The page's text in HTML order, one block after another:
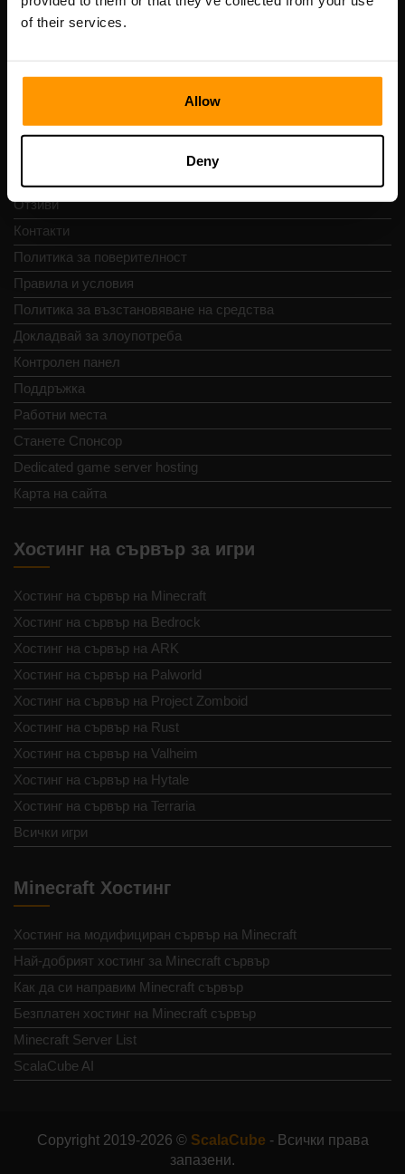
of their services.
Allow
Deny
ДДС номер: EE102133820
Адрес: Harju maakond, Tallinn, Kesklinna linnaosa,
Отзиви
Контакти
Политика за поверителност
Правила и условия
Политика за възстановяване на средства
Докладвай за злоупотреба
Контролен панел
Поддръжка
Работни места
Станете Спонсор
Dedicated game server hosting
Карта на сайта
Хостинг на сървър за игри
Хостинг на сървър на Minecraft
Хостинг на сървър на Bedrock
Хостинг на сървър на ARK
Хостинг на сървър на Palworld
Хостинг на сървър на Project Zomboid
Хостинг на сървър на Rust
Хостинг на сървър на Valheim
Хостинг на сървър на Hytale
Хостинг на сървър на Terraria
Всички игри
Minecraft Хостинг
Хостинг на модифициран сървър на Minecraft
Най-добрият хостинг за Minecraft сървър
Как да си направим Minecraft сървър
Безплатен хостинг на Minecraft сървър
Minecraft Server List
ScalaCube AI
Copyright 2019-2026 © ScalaCube - Всички права
запазени.